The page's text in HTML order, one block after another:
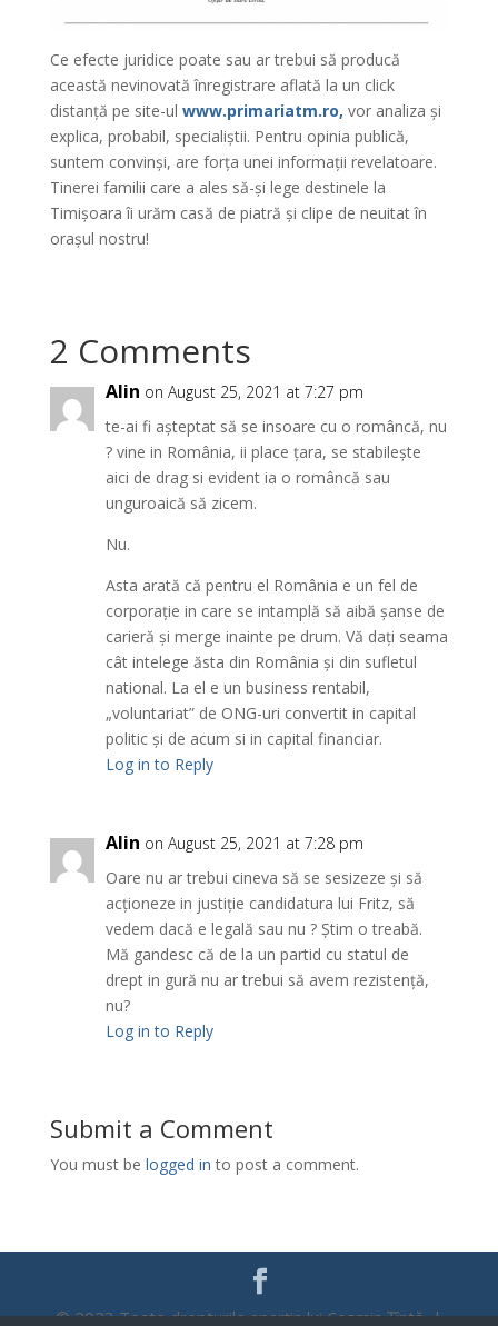
Ce efecte juridice poate sau ar trebui să producă
această nevinovată înregistrare aflată la un click
distanță pe site-ul www.primariatm.ro, vor analiza și
explica, probabil, specialiștii. Pentru opinia publică,
suntem convinși, are forța unei informații revelatoare.
Tinerei familii care a ales să-și lege destinele la
Timișoara îi urăm casă de piatră și clipe de neuitat în
orașul nostru!
2 Comments
Alin on August 25, 2021 at 7:27 pm
te-ai fi așteptat să se insoare cu o româncă, nu
? vine in România, ii place țara, se stabilește
aici de drag si evident ia o româncă sau
unguroaică să zicem.
Nu.
Asta arată că pentru el România e un fel de
corporație in care se intamplă să aibă șanse de
carieră și merge inainte pe drum. Vă dați seama
cât intelege ăsta din România și din sufletul
national. La el e un business rentabil,
„voluntariat” de ONG-uri convertit in capital
politic și de acum si in capital financiar.
Log in to Reply
Alin on August 25, 2021 at 7:28 pm
Oare nu ar trebui cineva să se sesizeze și să
acționeze in justiție candidatura lui Fritz, să
vedem dacă e legală sau nu ? Știm o treabă.
Mă gandesc că de la un partid cu statul de
drept in gură nu ar trebui să avem rezistență,
nu?
Log in to Reply
Submit a Comment
You must be logged in to post a comment.
© 2023 Toate drepturile aparțin lui Cosmin Țîntă |